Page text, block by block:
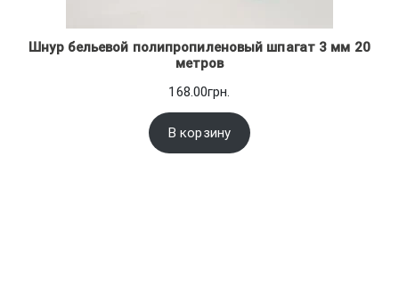
Шнур бельевой полипропиленовый шпагат 3 мм 20
метров
168.00грн.
В корзину